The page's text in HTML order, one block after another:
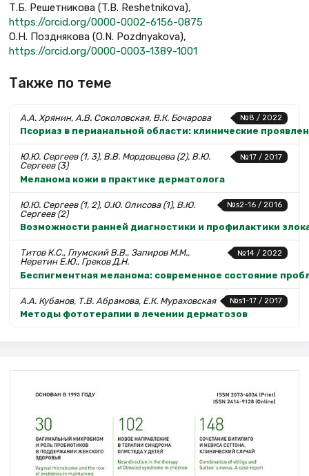
Т.Б. Решетникова (T.B. Reshetnikova),
https://orcid.org/0000-0002-6156-0875
О.Н. Позднякова (O.N. Pozdnyakova),
https://orcid.org/0000-0003-1389-1001
Также по теме
№8 / 2022
А.А. Хрянин, А.В. Соколовская, В.К. Бочарова
Псориаз в перианальной области: клинические
№17 / 2017
Ю.Ю. Сергеев (1, 3), В.В. Мордовцева (2), В.Ю.
Сергеев (3)
Меланома кожи в практике дерматолога
№s2-16 / 2016
Ю.Ю. Сергеев (1, 2), О.Ю. Олисова (1), В.Ю.
Сергеев (2)
Возможности ранней диагностики и профилактики
№14 / 2022
Титов К.С., Глумский В.В., Запиров М.М.,
Неретин Е.Ю., Греков Д.Н.
Беспигментная меланома: современное состояние
№s1-17 / 2017
А.А. Кубанов, Т.В. Абрамова, Е.К. Мураховская
Методы фототерапии в лечении дерматозов